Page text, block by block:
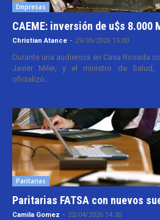
Empresas
CAEME: inversión de u$s 8.000
Christian Atance - 29/05/2026 15:00
Durante una audiencia en Casa Rosada
Javier Milei, y el ministro de Salud,
oficializó...
Paritarias
Paritarias FATSA con nuevos
Camila Gomez - 22/04/2026 14:30